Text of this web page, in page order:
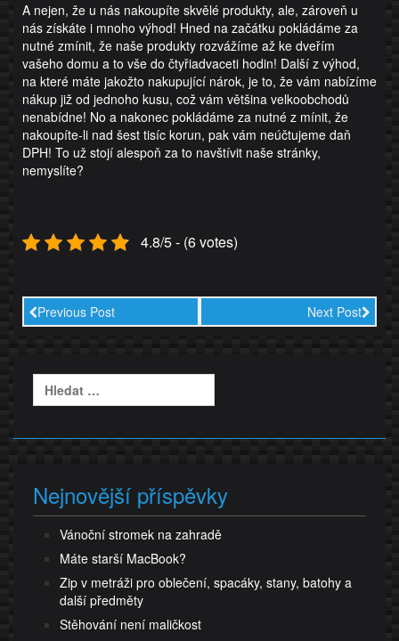
A nejen, že u nás nakoupíte skvělé produkty, ale, zároveň u
nás získáte i mnoho výhod! Hned na začátku pokládáme za
nutné zmínit, že naše produkty rozvážíme až ke dveřím
vašeho domu a to vše do čtyřiadvaceti hodin! Další z výhod,
na které máte jakožto nakupující nárok, je to, že vám nabízíme
nákup již od jednoho kusu, což vám většina velkoobchodů
nenabídne! No a nakonec pokládáme za nutné z mínit, že
nakoupíte-li nad šest tisíc korun, pak vám neúčtujeme daň
DPH! To už stojí alespoň za to navštívit naše stránky,
nemyslíte?
4.8/5 - (6 votes)
Previous Post Next Post
Vyhledávání
Nejnovější příspěvky
Vánoční stromek na zahradě
Máte starší MacBook?
Zip v metráži pro oblečení, spacáky, stany, batohy a
další předměty
Stěhování není maličkost